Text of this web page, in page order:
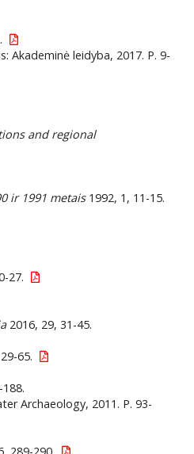
Akademinė leidyba, 2017. P. 9-
and regional
ir 1991 metais1992, 1, 11-15.
27.
2016, 29, 31-45.
65.
Archaeology, 2011. P. 93-
289-290.